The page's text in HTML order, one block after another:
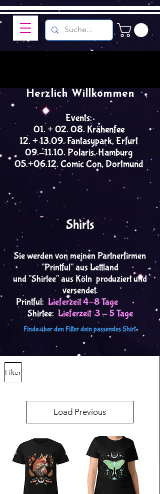
Events:
01. + 02. 08. Krähenfee
12. + 13.09. Fantasypark, Erfurt
09.-11.10. Polaris, Hamburg
05.+06.12. Comic Con, Dortmund
Herzlich Willkommen
Shirts
Sie werden von meinen Partnerfirmen
"Printful" aus Lettland
und "Shirtee" aus Köln produziert und
versendet.
Printful: Lieferzeit 4-8 Tage •
Shirtee: Lieferzeit 3 - 5 Tage
Finde über den Filter dein passendes Shirt
Filter
Load Previous